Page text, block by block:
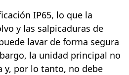
IP65, lo que la
y las salpicaduras de
lavar de forma segura
la unidad principal no
y, por lo tanto, no debe